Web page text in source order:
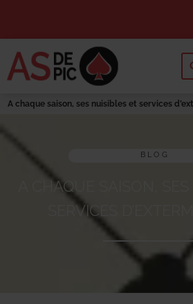
A chaque saison, ses nuisibles et services
BLOG
A CHAQUE SAISON, SES
SERVICES